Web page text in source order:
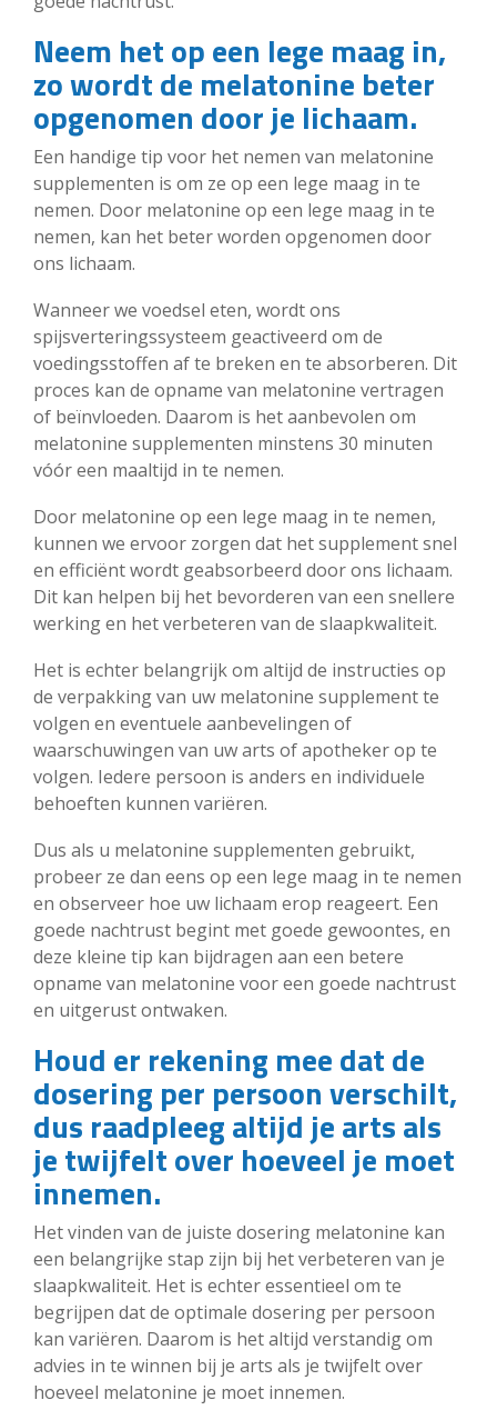
Neem het op een lege maag in,
zo wordt de melatonine beter
opgenomen door je lichaam.
Een handige tip voor het nemen van melatonine
supplementen is om ze op een lege maag in te
nemen. Door melatonine op een lege maag in te
nemen, kan het beter worden opgenomen door
ons lichaam.
Wanneer we voedsel eten, wordt ons
spijsverteringssysteem geactiveerd om de
voedingsstoffen af te breken en te absorberen. Dit
proces kan de opname van melatonine vertragen
of beïnvloeden. Daarom is het aanbevolen om
melatonine supplementen minstens 30 minuten
vóór een maaltijd in te nemen.
Door melatonine op een lege maag in te nemen,
kunnen we ervoor zorgen dat het supplement snel
en efficiënt wordt geabsorbeerd door ons lichaam.
Dit kan helpen bij het bevorderen van een snellere
werking en het verbeteren van de slaapkwaliteit.
Het is echter belangrijk om altijd de instructies op
de verpakking van uw melatonine supplement te
volgen en eventuele aanbevelingen of
waarschuwingen van uw arts of apotheker op te
volgen. Iedere persoon is anders en individuele
behoeften kunnen variëren.
Dus als u melatonine supplementen gebruikt,
probeer ze dan eens op een lege maag in te nemen
en observeer hoe uw lichaam erop reageert. Een
goede nachtrust begint met goede gewoontes, en
deze kleine tip kan bijdragen aan een betere
opname van melatonine voor een goede nachtrust
en uitgerust ontwaken.
Houd er rekening mee dat de
dosering per persoon verschilt,
dus raadpleeg altijd je arts als
je twijfelt over hoeveel je moet
innemen.
Het vinden van de juiste dosering melatonine kan
een belangrijke stap zijn bij het verbeteren van je
slaapkwaliteit. Het is echter essentieel om te
begrijpen dat de optimale dosering per persoon
kan variëren. Daarom is het altijd verstandig om
advies in te winnen bij je arts als je twijfelt over
hoeveel melatonine je moet innemen.